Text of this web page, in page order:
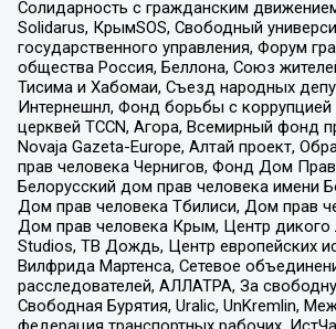
Солидарность с гражданским
Solidarus, КрымSOS, Свободный
государственного управления, Форум
общества Россия, Беллона, Союз
Тисима и Хабомаи, Съезд народных
Интернешнл, Фонд борьбы с коррупцией
церквей TCCN, Агора, Всемирный фонд
Novaja Gazeta-Europe, Алтай проект,
прав человека Чернигов, Фонд Дом
Белорусский дом прав человека имени
Дом прав человека Тбилиси, Дом прав
Дом прав человека Крым, Центр дикого
Studios, ТВ Дождь, Центр европейских
Вилфрида Мартенса, Сетевое
расследователей, АЛЛАТРА, За
Свободная Бурятия, Uralic, UnKremlin,